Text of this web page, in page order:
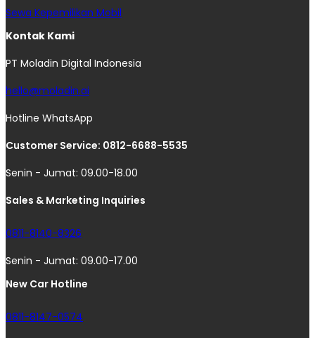
Sewa Kepemilikan Mobil
Kontak Kami
PT Moladin Digital Indonesia
hello@moladin.ai
Hotline WhatsApp
Customer Service: 0812-6688-5535
Senin - Jumat: 09.00-18.00
Sales & Marketing Inquiries
0811-8140-8326
Senin - Jumat: 09.00-17.00
New Car Hotline
0811-8147-0574